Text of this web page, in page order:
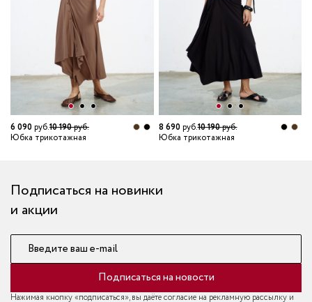
6 090руб.10 190руб.
Юбка трикотажная
8 690руб.10 190руб.
Юбка трикотажная
Подписаться на новинки
и акции
Введите ваш e-mail
Подписаться на новости
Нажимая кнопку «подписаться», вы даёте согласие на рекламную рассылку и